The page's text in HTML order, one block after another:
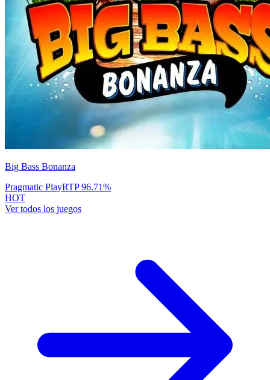
Big Bass Bonanza
Pragmatic PlayRTP96.71%
HOT
Ver todos los juegos